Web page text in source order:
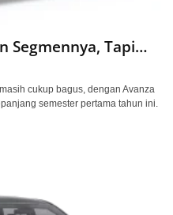
Segmennya, Tapi…
cukup bagus, dengan Avanza
semester pertama tahun ini.